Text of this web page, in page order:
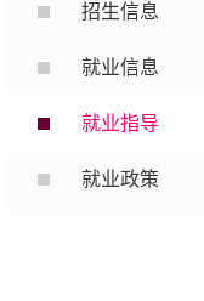
招生信息
就业信息
就业指导
就业政策